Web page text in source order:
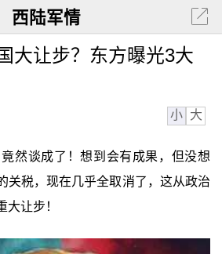
西陆军情
大让步？东方曝光3大
小 大
然谈成了！想到会有成果，但没想
关税，现在几乎全取消了，这从政治
大让步！